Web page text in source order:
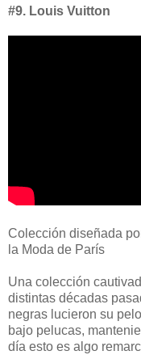
#9. Louis Vuitton
Colección diseñada
la Moda de París
Una colección
distintas décadas
negras lucieron su
bajo pelucas,
día esto es algo